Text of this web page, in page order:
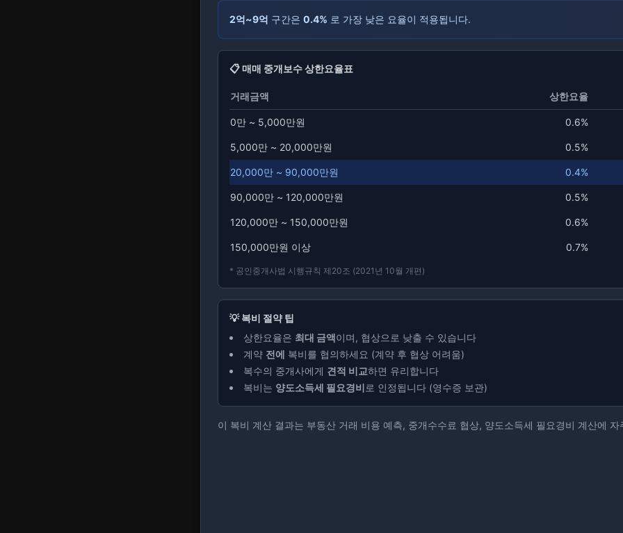
2억~9억 구간은 0.4% 로 가장 낮은 요율이 적용됩니다.
📋매매 중개보수 상한요율표
거래금액 상한요율
0만 ~ 5,000만원 0.6%
5,000만 ~ 20,000만원 0.5%
20,000만 ~ 90,000만원 0.4%
90,000만 ~ 120,000만원 0.5%
120,000만 ~ 150,000만원 0.6%
150,000만원 이상 0.7%
* 공인중개사법 시행규칙 제20조 (2021년 10월 개편)
💡 복비 절약 팁
상한요율은 최대 금액이며, 협상으로 낮출 수 있습니다
계약 전에 복비를 협의하세요 (계약 후 협상 어려움)
복수의 중개사에게 견적 비교하면 유리합니다
복비는 양도소득세 필요경비로 인정됩니다 (영수증 보관)
이 복비 계산 결과는 부동산 거래 비용 예측, 중개수수료 협상, 양도소득세 필요경비 계산에 자